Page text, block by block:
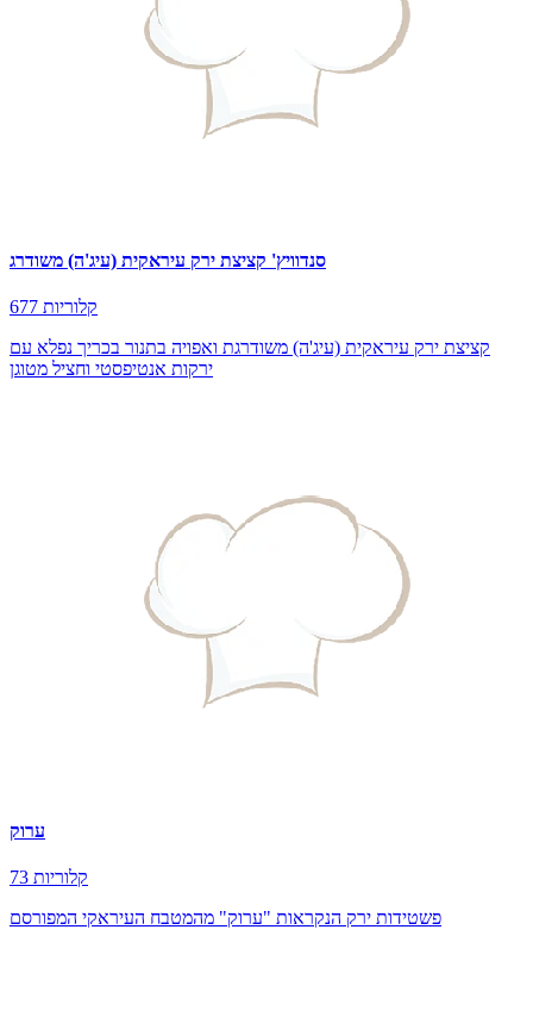
סנדוויץ' קציצת ירק עיראקית (עיג'ה) משודרג
677 קלוריות
קציצת ירק עיראקית (עיג'ה) משודרגת ואפויה בתנור בכריך נפלא עם
ירקות אנטיפסטי וחציל מטוגן
ערוק
73 קלוריות
פשטידות ירק הנקראות "ערוק" מהמטבח העיראקי המפורסם